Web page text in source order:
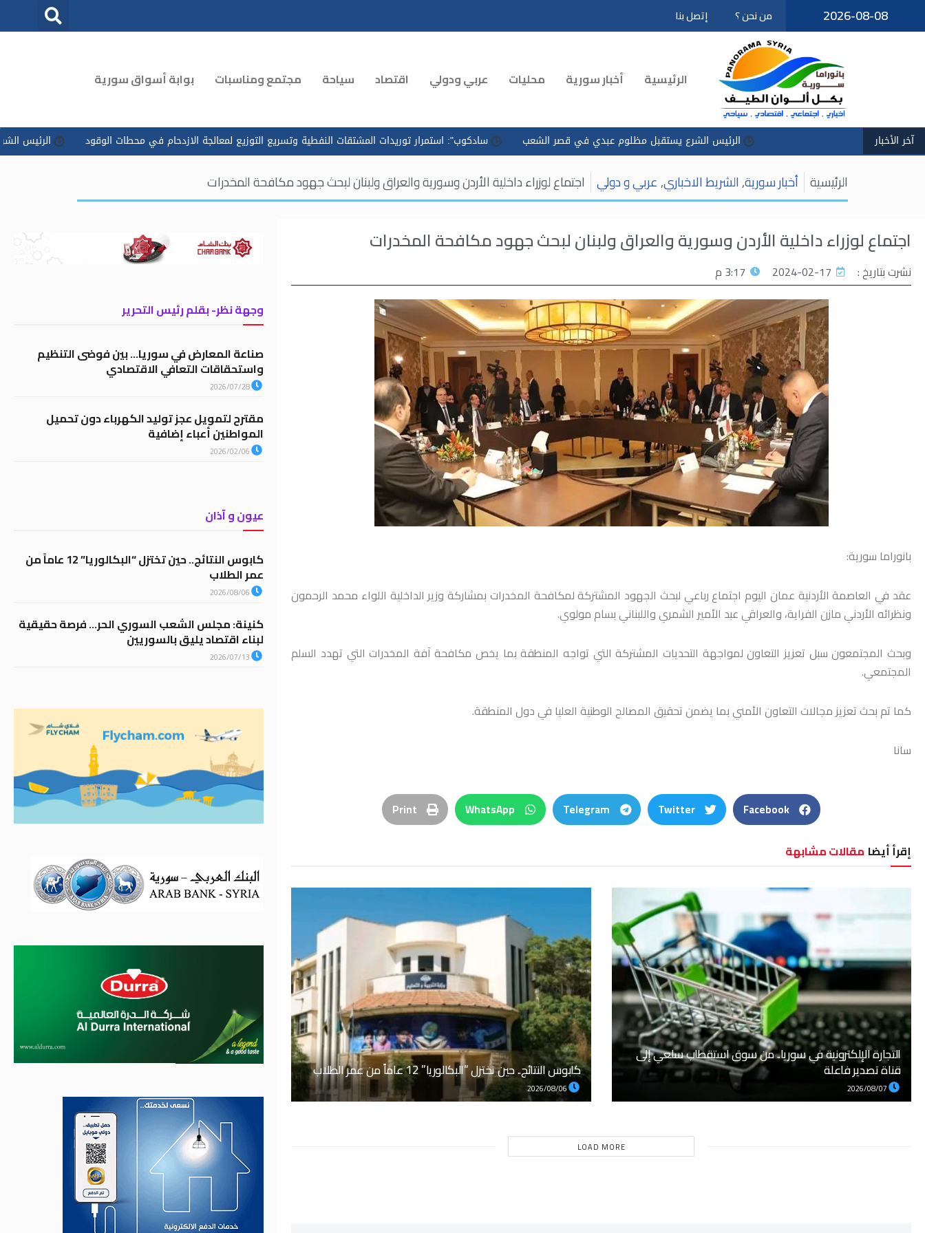
تخطى
2026-08-08 من نحن ؟ إتصل بنا
الرئيسية أخبار سورية محليات عربي ودولي اقتصاد سياحة مجتمع ومناسبات بوابة أسواق سورية
آخر الأخبار الرئيس الشرع يستقبل مظلوم عبدي في قصر الشعب سادكوب": استمرار توريدات المشتقات النفطية وتسريع التوزيع لمعالجة الازدحام في محطات الوقود الرئيس الشرع يوجه
الرئيسية أخبار سورية,الشريط الاخباري,عربي و دولي اجتماع لوزراء داخلية الأردن وسورية والعراق ولبنان لبحث جهود مكافحة المخدرات
اجتماع لوزراء داخلية الأردن وسورية والعراق ولبنان لبحث جهود مكافحة المخدرات
نشرت بتاريخ : 2024-02-17 3:17 م
بانوراما سورية:
عقد في العاصمة الأردنية عمان اليوم اجتماع رباعي ‏لبحث الجهود المشتركة لمكافحة المخدرات بمشاركة وزير الداخلية اللواء محمد الرحمون
ونظرائه الأردني مازن الفراية، والعراقي عبد الأمير الشمري واللبناني بسام مولوي.
وبحث المجتمعون سبل تعزيز التعاون لمواجهة التحديات المشتركة التي تواجه المنطقة بما يخص مكافحة آفة المخدرات التي ‏تهدد السلم
المجتمعي.
كما تم بحث تعزيز مجالات التعاون ‏الأمني بما يضمن تحقيق المصالح الوطنية العليا في دول المنطقة.
سانا
Facebook
Twitter
Telegram
WhatsApp
Print
إقرأ أيضا مقالات مشابهة
التجارة الإلكترونية في سوريا.. من سوق استقطاب سلعي إلى
قناة تصدير فاعلة كابوس النتائج.. حين تختزل “البكالوريا” 12 عاماً من عمر الطلاب
LOAD MORE
وجهة نظر- بقلم رئيس التحرير
صناعة المعارض في سوريا… بين فوضى التنظيم
واستحقاقات التعافي الاقتصادي
2026/07/28
مقترح لتمويل عجز توليد الكهرباء دون تحميل
المواطنين أعباء إضافية
2026/02/06
عيون و آذان
كابوس النتائج.. حين تختزل “البكالوريا” 12 عاماً من
عمر الطلاب
2026/08/06
كنينة: مجلس الشعب السوري الحر… فرصة حقيقية
لبناء اقتصاد يليق بالسوريين
2026/07/13